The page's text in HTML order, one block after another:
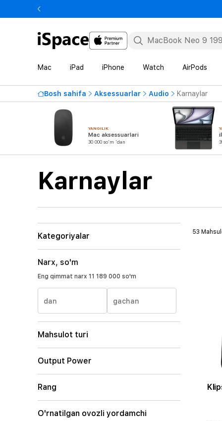
Mac iPad iPhone Watch AirPods
Bosh sahifa Aksessuarlar Audio Karnaylar
YANGILIK
Mac aksessuarlari
30 000 so'm 'dan
Karnaylar
Kategoriyalar
Narx, so'm
Eng qimmat narx 11 189 000 so'm
dan gachan
Mahsulot turi
Output Power
Rang
O'rnatilgan ovozli yordamchi
53